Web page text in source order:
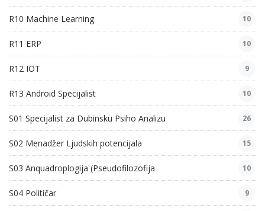
R10 Machine Learning 10
R11 ERP 10
R12 IOT 9
R13 Android Specijalist 10
S01 Specijalist za Dubinsku Psiho Analizu 26
S02 Menadžer Ljudskih potencijala 15
S03 Anquadroplogija (Pseudofilozofija 10
S04 Političar 9